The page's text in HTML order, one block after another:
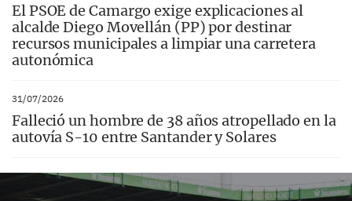
El PSOE de Camargo exige explicaciones al
alcalde Diego Movellán (PP) por destinar
recursos municipales a limpiar una carretera
autonómica
31/07/2026
Falleció un hombre de 38 años atropellado en la
autovía S-10 entre Santander y Solares